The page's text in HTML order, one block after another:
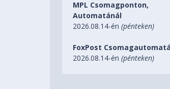
MPL Csomagponton,
Automatánál
2026.08.14-én(pénteken)
FoxPost
2026.08.14-én(pénteken)